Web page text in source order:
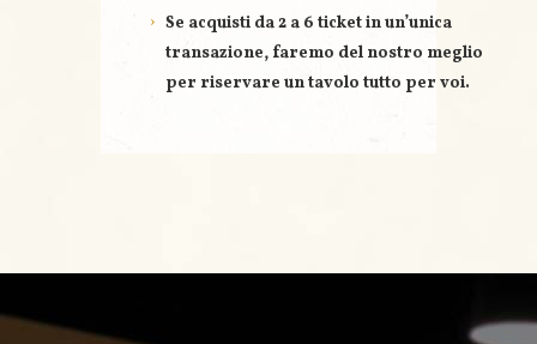
Se acquisti da 2 a 6 ticketin un’unica
transazione, faremo del nostro meglio
per riservare untavolo tutto per voi.